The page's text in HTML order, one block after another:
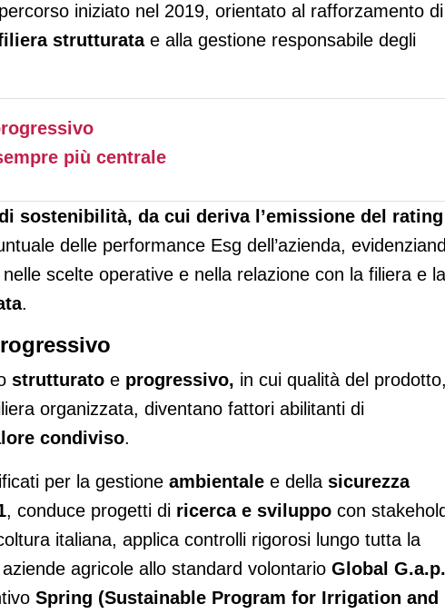
iniziato nel 2019, orientato al rafforzamento di
strutturatae alla gestione responsabile degli
più centrale
sostenibilità, da cui deriva l’emissione del rating
delle performance Esg dell’azienda,
scelte operative e nella relazione con la filiera e la
.
strutturato e progressivo, in cui qualità del prodotto,
organizzata, diventano fattori abilitanti di
condiviso.
per la gestione ambientale e della sicurezza
, conduce progetti di ricerca e sviluppo con
italiana, applica controlli rigorosi lungo tutta la
agricole allo standard volontario Global G.a.p.
Spring (Sustainable Program for Irrigation and